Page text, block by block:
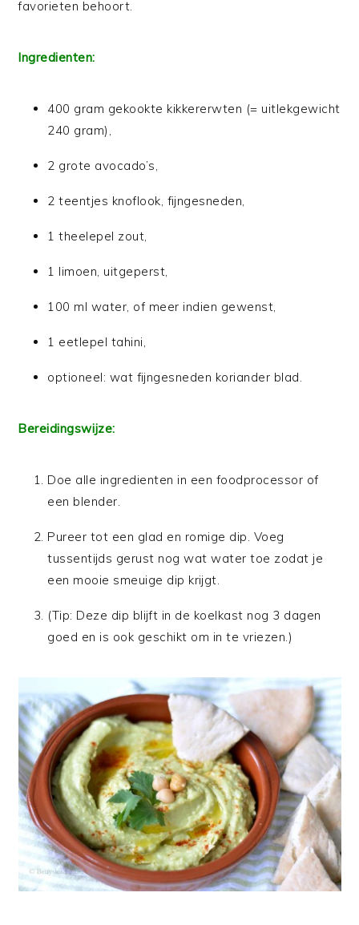
favorieten behoort.
Ingredienten:
400 gram gekookte kikkererwten (= uitlekgewicht
240 gram),
2 grote avocado’s,
2 teentjes knoflook, fijngesneden,
1 theelepel zout,
1 limoen, uitgeperst,
100 ml water, of meer indien gewenst,
1 eetlepel tahini,
optioneel: wat fijngesneden koriander blad.
Bereidingswijze:
Doe alle ingredienten in een foodprocessor of
een blender.
Pureer tot een glad en romige dip. Voeg
tussentijds gerust nog wat water toe zodat je
een mooie smeuige dip krijgt.
(Tip: Deze dip blijft in de koelkast nog 3 dagen
goed en is ook geschikt om in te vriezen.)